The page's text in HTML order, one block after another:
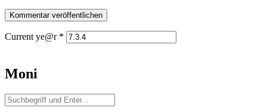
Current ye@r *
Moni